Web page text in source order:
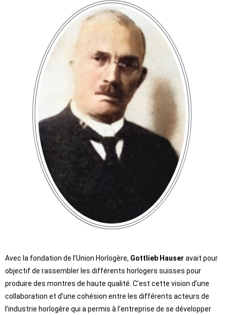
Avec la fondation de l’Union Horlogère, Gottlieb Hauser avait pour
objectif de rassembler les différents horlogers suisses pour
produire des montres de haute qualité. C’est cette vision d’une
collaboration et d’une cohésion entre les différents acteurs de
l’industrie horlogère qui a permis à l’entreprise de se développer